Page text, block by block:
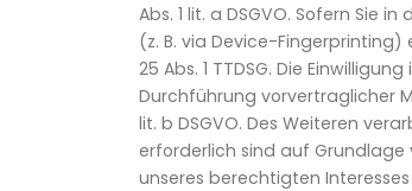
Abs. 1 lit. a DSGVO. Sofern Sie
(z. B. via Device-
25 Abs. 1 TTDSG. Die
Durchführung vorvertraglicher
lit. b DSGVO. Des Weiteren
erforderlich sind auf Grundlage
unseres berechtigten Interesses